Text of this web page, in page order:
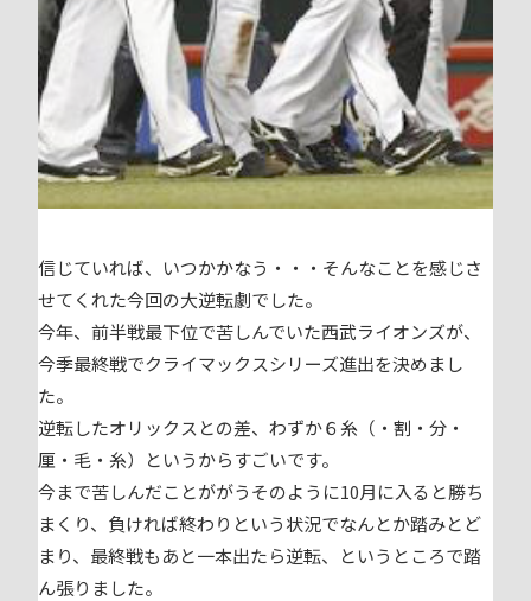
信じていれば、いつかかなう・・・そんなことを感じさ
せてくれた今回の大逆転劇でした。
今年、前半戦最下位で苦しんでいた西武ライオンズが、
今季最終戦でクライマックスシリーズ進出を決めまし
た。
逆転したオリックスとの差、わずか６糸（・割・分・
厘・毛・糸）というからすごいです。
今まで苦しんだことががうそのように10月に入ると勝ち
まくり、負ければ終わりという状況でなんとか踏みとど
まり、最終戦もあと一本出たら逆転、というところで踏
ん張りました。